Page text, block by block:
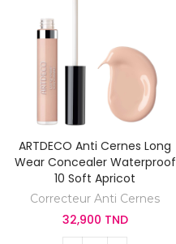
ARTDECO Anti Cernes Long
Wear Concealer Waterproof
10 Soft Apricot
Correcteur Anti Cernes
32,900 TND